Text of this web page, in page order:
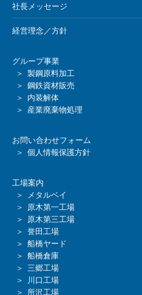
社長メッセージ
経営理念／方針
グループ事業
＞ 製鋼原料加工
＞ 鋼鉄資材販売
＞ 内装解体
＞ 産業廃棄物処理
お問い合わせフォーム
＞ 個人情報保護方針
工場案内
＞ メタルベイ
＞ 原木第一工場
＞ 原木第三工場
＞ 誉田工場
＞ 船橋ヤード
＞ 船橋倉庫
＞ 三郷工場
＞ 川口工場
＞ 所沢工場